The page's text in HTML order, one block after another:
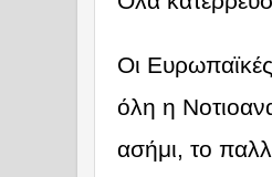
Οι
όλη η
ασήμι, το